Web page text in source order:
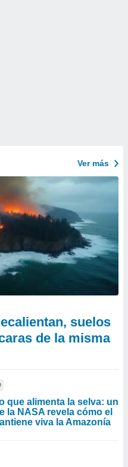
Ver más
suelos
de la misma
que alimenta la selva: un
la NASA revela cómo el
viva la Amazonía